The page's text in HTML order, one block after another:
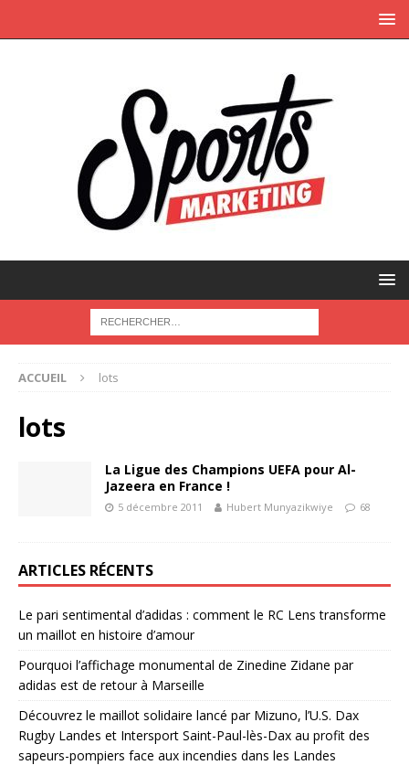
ACCUEIL lots
lots
La Ligue des Champions UEFA pour Al-
Jazeera en France !
5 décembre 2011 Hubert Munyazikwiye 68
ARTICLES RÉCENTS
Le pari sentimental d’adidas : comment le RC Lens transforme
un maillot en histoire d’amour
Pourquoi l’affichage monumental de Zinedine Zidane par
adidas est de retour à Marseille
Découvrez le maillot solidaire lancé par Mizuno, l’U.S. Dax
Rugby Landes et Intersport Saint-Paul-lès-Dax au profit des
sapeurs-pompiers face aux incendies dans les Landes